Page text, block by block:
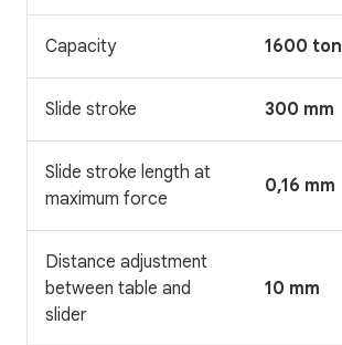
Capacity 1600 ton
Slide stroke 300 mm
Slide stroke length at
maximum force
0,16 mm
Distance adjustment
between table and
slider
10 mm